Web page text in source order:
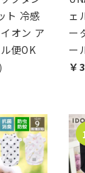
ト 冷感
オン ア
便OK
ェ
ー
ー
￥